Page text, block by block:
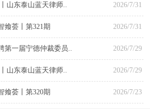
2026/7/31
山东泰山蓝天律师..
2026/7/31
飨荟丨第321期
2026/7/29
第一届宁德仲裁委员..
2026/7/29
山东泰山蓝天律师..
2026/7/23
飨荟丨第320期